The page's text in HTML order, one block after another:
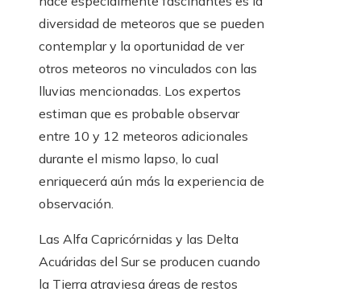
diversidad de meteoros que se pueden
contemplar y la oportunidad de ver
otros meteoros no vinculados con las
lluvias mencionadas. Los expertos
estiman que es probable observar
entre 10 y 12 meteoros adicionales
durante el mismo lapso, lo cual
enriquecerá aún más la experiencia de
observación.
Las Alfa Capricórnidas y las Delta
Acuáridas del Sur se producen cuando
la Tierra atraviesa áreas de restos